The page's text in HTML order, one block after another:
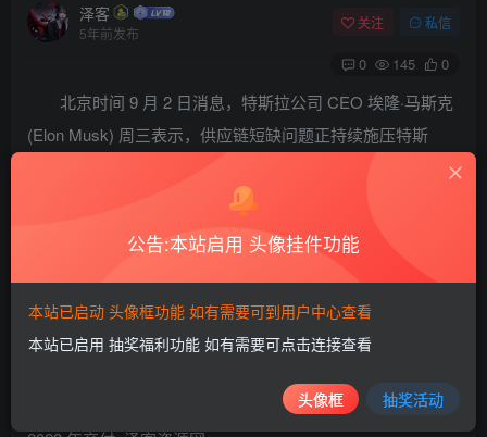
泽客
5年前发布
关注 私信
0 145 0
北京时间 9 月 2 日消息，特斯拉公司 CEO 埃隆·马斯克
(Elon Musk) 周三表示，供应链短缺问题正持续施压特斯
马斯克发布推文称：「2021 年是供应链短缺超级疯
狂的一年，所以即便我们有 17 款新品也不会受影响，因为
没有一款会上市。假设 2022 年的供应链没有这么戏剧性，
新版 Roadster 应该会在 2023 年上市。」
公告:本站启用 头像挂件功能
本站已启动 头像框功能 如有需要可到用户中心查看
本站已启用 抽奖福利功能 如有需要可点击连接查看
头像框 抽奖活动